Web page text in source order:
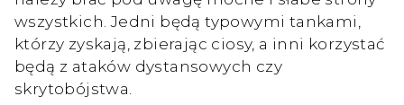
wszystkich. Jedni będą typowymi tankami,
którzy zyskają, zbierając ciosy, a inni korzystać
będą z ataków dystansowych czy
skrytobójstwa.